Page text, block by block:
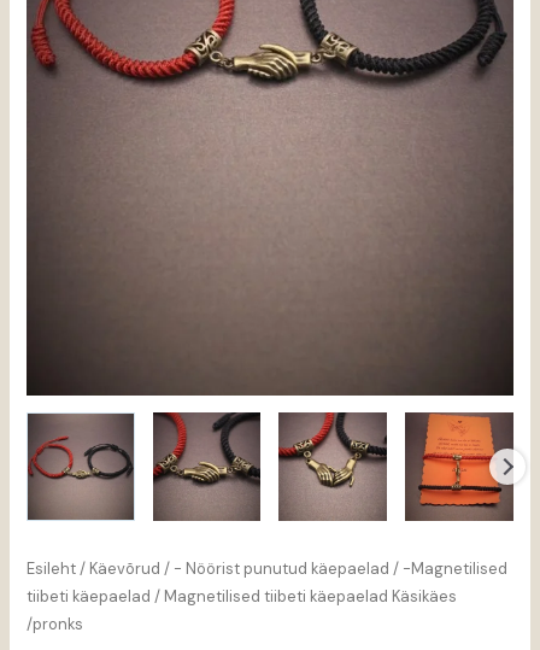
Esileht/ Käevõrud / - Nöörist punutud käepaelad / -Magnetilised
tiibeti käepaelad / Magnetilised tiibeti käepaelad Käsikäes
/pronks